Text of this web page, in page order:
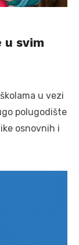
u svim
u vezi
polugodište
osnovnih i